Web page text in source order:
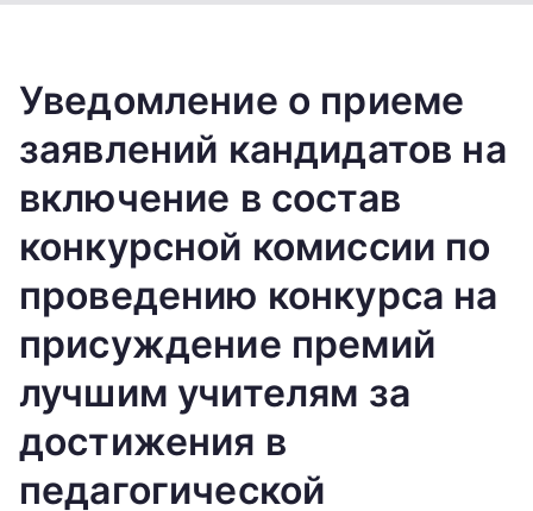
Уведомление о приеме
заявлений кандидатов на
включение в состав
конкурсной комиссии по
проведению конкурса на
присуждение премий
лучшим учителям за
достижения в
педагогической